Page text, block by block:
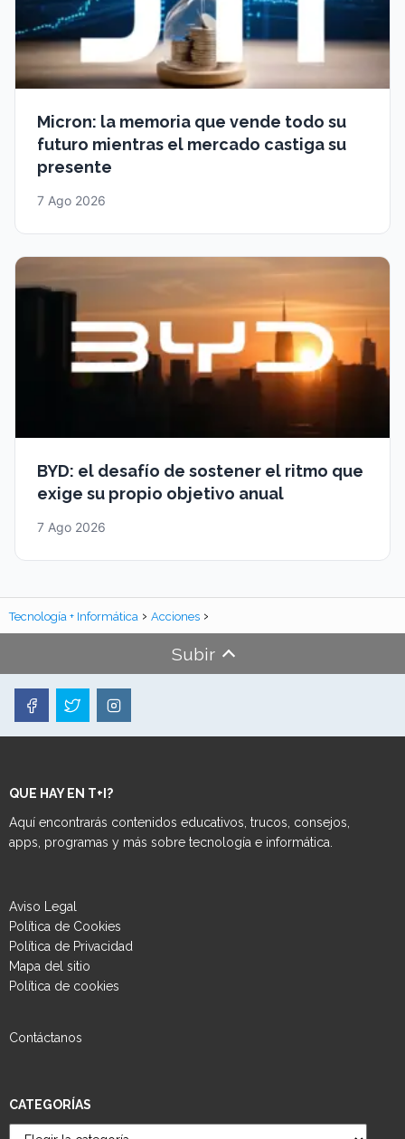
Micron: la memoria que vende todo su
futuro mientras el mercado castiga su
presente
7 Ago 2026
BYD: el desafío de sostener el ritmo que
exige su propio objetivo anual
7 Ago 2026
Tecnología + Informática Acciones
Subir
QUE HAY EN T+I?
Aquí encontrarás contenidos educativos, trucos, consejos,
apps, programas y más sobre tecnología e informática.
Aviso Legal
Política de Cookies
Política de Privacidad
Mapa del sitio
Política de cookies
Contáctanos
CATEGORÍAS